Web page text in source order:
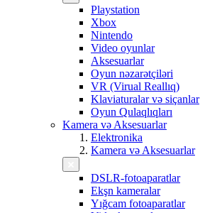
Playstation
Xbox
Nintendo
Video oyunlar
Aksesuarlar
Oyun nəzarətçiləri
VR (Virual Reallıq)
Klaviaturalar və siçanlar
Oyun Qulaqlıqları
Kamera və Aksesuarlar
Elektronika
Kamera və Aksesuarlar
DSLR-fotoaparatlar
Ekşn kameralar
Yığcam fotoaparatlar